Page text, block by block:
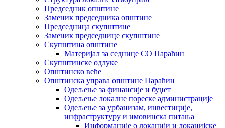
Председник општине
Заменик председника општине
Председница скупштине
Заменик председнице скупштине
Скупштина општине
Материјал за седнице СО Параћин
Скупштинске одлуке
Општинско веће
Општинска управа општине Параћин
Одељење за финансије и буџет
Одељење локалне пореске администрације
Одељење за урбанизам, инвестиције,
инфраструктуру и имовинска питања
Информације о локацији и локацијске